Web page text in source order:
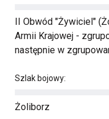
II Obwód "Żywiciel"
Armii Krajowej -
następnie w
Szlak bojowy:
Żoliborz